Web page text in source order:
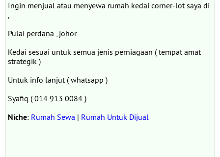
Ingin menjual atau menyewa rumah kedai corner-lot saya di
,
Pulai perdana , johor
Kedai sesuai untuk semua jenis perniagaan ( tempat amat
strategik )
Untuk info lanjut ( whatsapp )
Syafiq ( 014 913 0084 )
Niche: Rumah Sewa | Rumah Untuk Dijual